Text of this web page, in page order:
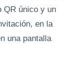
QR único y un
en la
una pantalla